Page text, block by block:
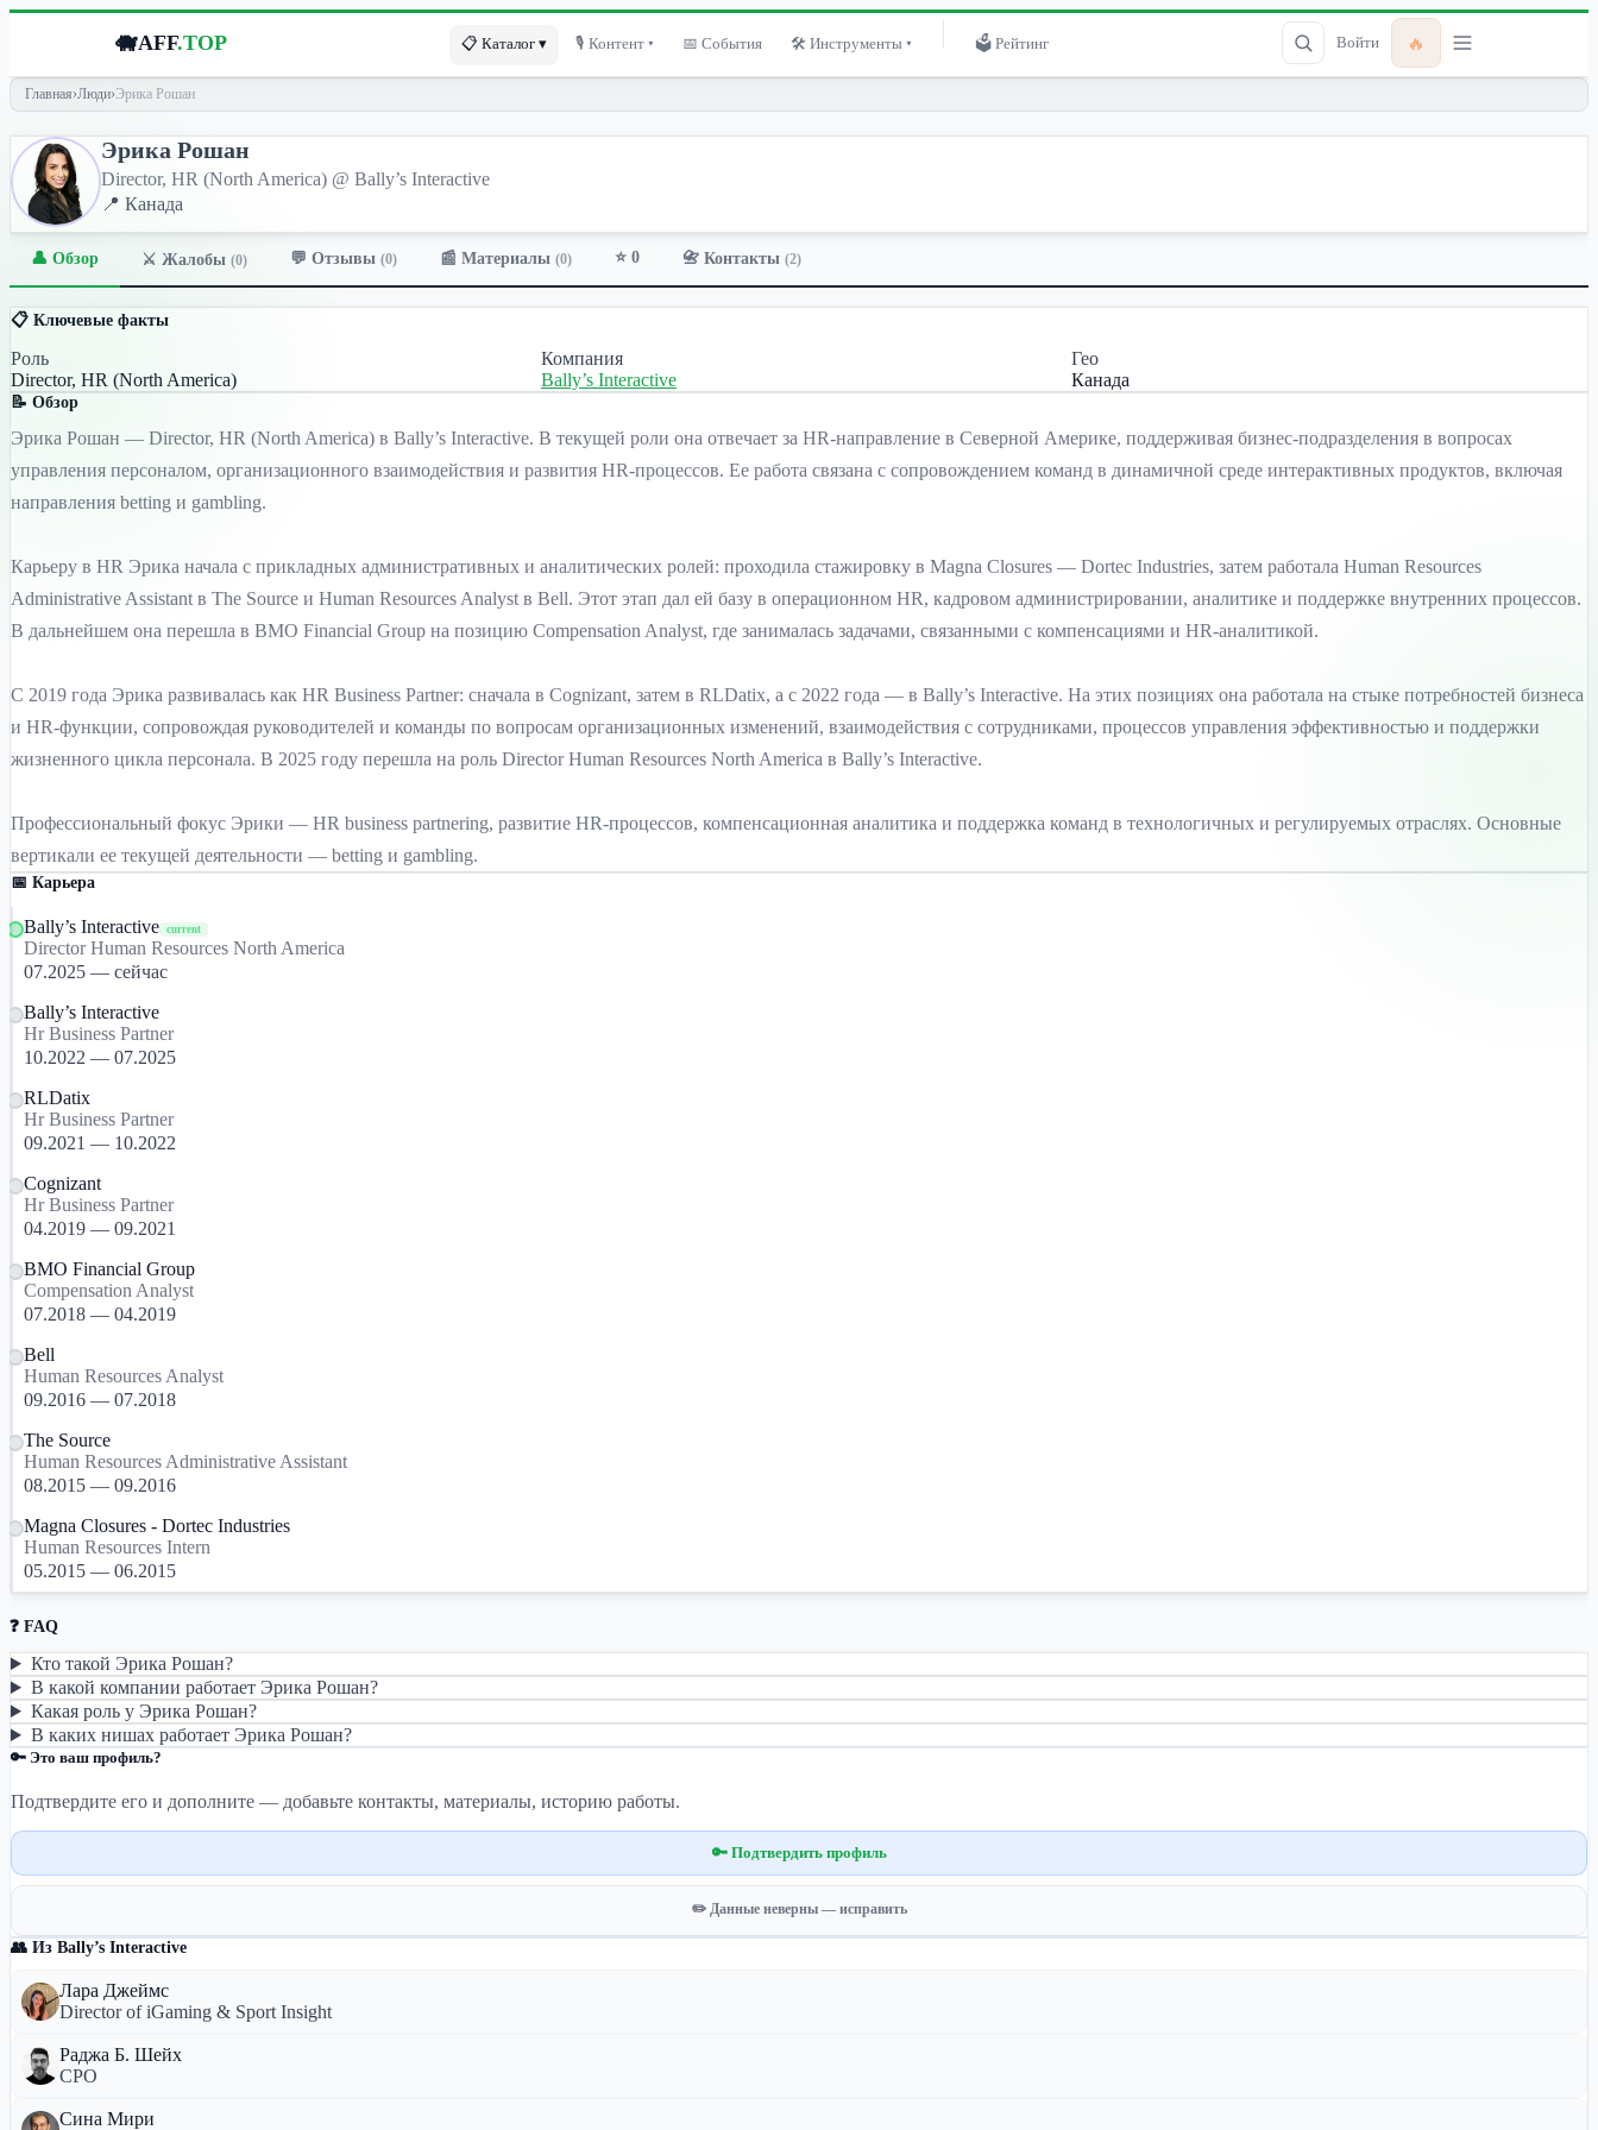
🐗AFF.TOP 📋 Каталог ▾ 🎙 Контент ▾ 📅 События 🛠 Инструменты ▾ 🗳 Рейтинг Войти 🔥
Главная›Люди›Эрика Рошан
Эрика Рошан
Director, HR (North America) @ Bally’s Interactive
📍 Канада
👤 Обзор ⚔️ Жалобы (0) 💬 Отзывы (0) 📰 Материалы (0) ⭐ 0 📇 Контакты (2)
📋 Ключевые факты
Роль
Director, HR (North America)
Компания
Bally’s Interactive
Гео
Канада
📝 Обзор
Эрика Рошан — Director, HR (North America) в Bally’s Interactive. В текущей роли она отвечает за HR-направление в Северной Америке, поддерживая бизнес-подразделения в вопросах
управления персоналом, организационного взаимодействия и развития HR-процессов. Ее работа связана с сопровождением команд в динамичной среде интерактивных продуктов, включая
направления betting и gambling.
Карьеру в HR Эрика начала с прикладных административных и аналитических ролей: проходила стажировку в Magna Closures — Dortec Industries, затем работала Human Resources
Administrative Assistant в The Source и Human Resources Analyst в Bell. Этот этап дал ей базу в операционном HR, кадровом администрировании, аналитике и поддержке внутренних процессов.
В дальнейшем она перешла в BMO Financial Group на позицию Compensation Analyst, где занималась задачами, связанными с компенсациями и HR-аналитикой.
С 2019 года Эрика развивалась как HR Business Partner: сначала в Cognizant, затем в RLDatix, а с 2022 года — в Bally’s Interactive. На этих позициях она работала на стыке потребностей бизнеса
и HR-функции, сопровождая руководителей и команды по вопросам организационных изменений, взаимодействия с сотрудниками, процессов управления эффективностью и поддержки
жизненного цикла персонала. В 2025 году перешла на роль Director Human Resources North America в Bally’s Interactive.
Профессиональный фокус Эрики — HR business partnering, развитие HR-процессов, компенсационная аналитика и поддержка команд в технологичных и регулируемых отраслях. Основные
вертикали ее текущей деятельности — betting и gambling.
📅 Карьера
Bally’s Interactive current
Director Human Resources North America
07.2025 — сейчас
Bally’s Interactive
Hr Business Partner
10.2022 — 07.2025
RLDatix
Hr Business Partner
09.2021 — 10.2022
Cognizant
Hr Business Partner
04.2019 — 09.2021
BMO Financial Group
Compensation Analyst
07.2018 — 04.2019
Bell
Human Resources Analyst
09.2016 — 07.2018
The Source
Human Resources Administrative Assistant
08.2015 — 09.2016
Magna Closures - Dortec Industries
Human Resources Intern
05.2015 — 06.2015
❓ FAQ
Кто такой Эрика Рошан?
В какой компании работает Эрика Рошан?
Какая роль у Эрика Рошан?
В каких нишах работает Эрика Рошан?
🔑 Это ваш профиль?
Подтвердите его и дополните — добавьте контакты, материалы, историю работы.
🔑 Подтвердить профиль
✏️ Данные неверны — исправить
👥 Из Bally’s Interactive
Лара Джеймс
Director of iGaming & Sport Insight
Раджа Б. Шейх
CPO
Сина Мири